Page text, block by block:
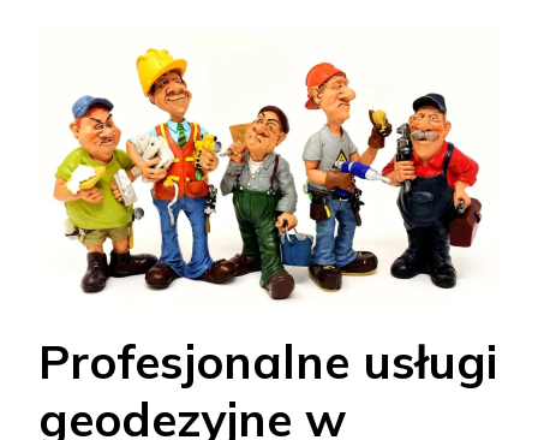
Profesjonalne usługi
geodezyjne w